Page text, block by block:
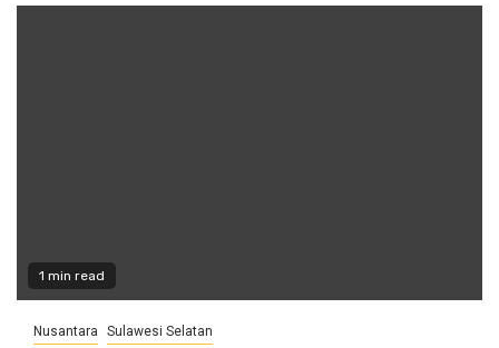
1 min read
Nusantara Sulawesi Selatan